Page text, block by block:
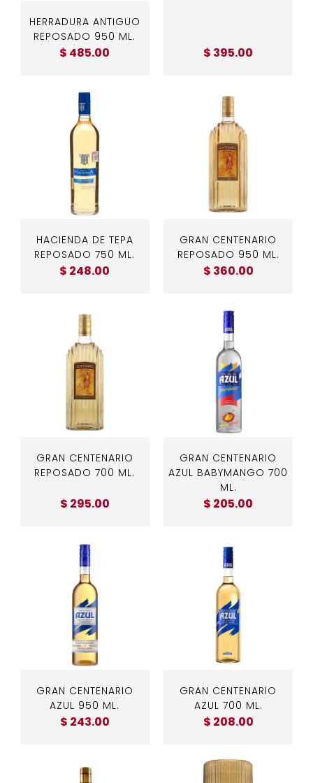
HERRADURA ANTIGUO
REPOSADO 950 ML.
$ 485.00 $ 395.00
HACIENDA DE TEPA
REPOSADO 750 ML.
$ 248.00
GRAN CENTENARIO
REPOSADO 950 ML.
$ 360.00
GRAN CENTENARIO
REPOSADO 700 ML.
$ 295.00
GRAN CENTENARIO
AZUL BABYMANGO 700
ML.
$ 205.00
GRAN CENTENARIO
AZUL 950 ML.
$ 243.00
GRAN CENTENARIO
AZUL 700 ML.
$ 208.00